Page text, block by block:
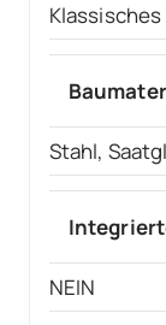
Klassisches
Stahl,
NEIN